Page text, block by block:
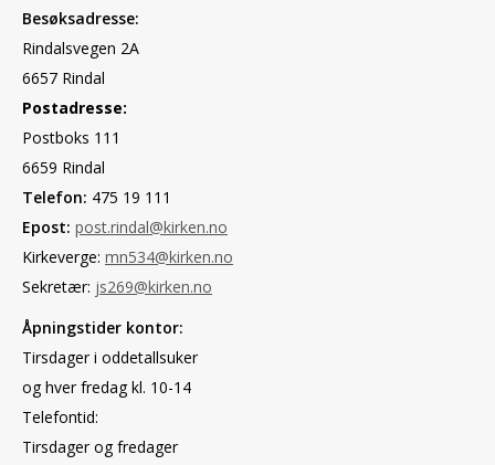
Besøksadresse:
Rindalsvegen 2A
6657 Rindal
Postadresse:
Postboks 111
6659 Rindal
Telefon: 475 19 111
Epost: post.rindal@kirken.no
Kirkeverge: mn534@kirken.no
Sekretær: js269@kirken.no
Åpningstider kontor:
Tirsdager i oddetallsuker
og hver fredag kl. 10-14
Telefontid:
Tirsdager og fredager